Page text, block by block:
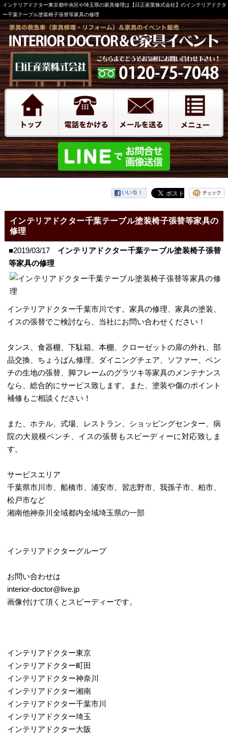
インテリアドクター東京都中央区や埼玉県の家具修理は【日正産業株式会社】のインテリアドクタ
ー千葉テーブル塗装椅子張替等家具の修理
インテリアドクター千葉テーブル塗装椅子張替等家具の
修理
■2019/03/17
インテリアドクター千葉テーブル塗装椅子張替
等家具の修理
インテリアドクター千葉市川です。家具の修理、家具の塗装、
イスの張替でご検討なら、当社にお問い合わせください！
タンス、食器棚、下駄箱、本棚、クローゼットの扉の外れ、部
品交換、ちょうばん修理、ダイニングチェア、ソファー、ベン
チの生地の張替、脚フレームのグラツキ等家具のメンテナンス
なら、総合的にサービス致します。また、塗装や傷のポイント
補修もご相談ください！
また、ホテル、式場、レストラン、ショッピングセンター、病
院の大規模ベンチ、イスの張替もスピーディーに対応致しま
す。
サービスエリア
千葉県市川市、船橋市、浦安市、習志野市、我孫子市、柏市、
松戸市など
湘南他神奈川全域都内全域埼玉県の一部
インテリアドクターグループ
お問い合わせは
interior-doctor@live.jp
画像付けて頂くとスピーディーです。
インテリアドクター東京
インテリアドクター町田
インテリアドクター神奈川
インテリアドクター湘南
インテリアドクター千葉市川
インテリアドクター埼玉
インテリアドクター大阪